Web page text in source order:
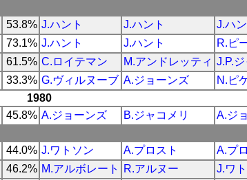
53.8% J.ハント J.ハント
J.ハン
73.1% J.ハント J.ハント
R.ピ
61.5% C.ロイテマン M.アンドレッティ J.P.
33.3% G.ヴィルヌーブ A.ジョーンズ
N.ピ
1980
45.8% A.ジョーンズ B.ジャコメリ
A.ジ
44.0% J.ワトソン A.プロスト
A.プ
46.2% M.アルボレート R.アルヌー
J.ワ